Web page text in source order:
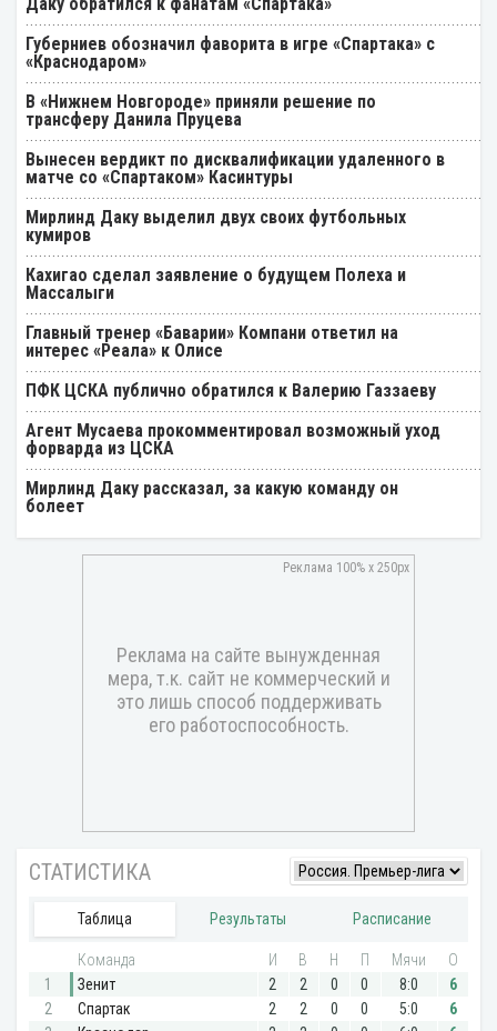
Губерниев обозначил фаворита в игре «Спартака» с
«Краснодаром»
В «Нижнем Новгороде» приняли решение по
трансферу Данила Пруцева
Вынесен вердикт по дисквалификации удаленного в
матче со «Спартаком» Касинтуры
Мирлинд Даку выделил двух своих футбольных
кумиров
Кахигао сделал заявление о будущем Полеха и
Массалыги
Главный тренер «Баварии» Компани ответил на
интерес «Реала» к Олисе
ПФК ЦСКА публично обратился к Валерию Газзаеву
Агент Мусаева прокомментировал возможный уход
форварда из ЦСКА
Мирлинд Даку рассказал, за какую команду он
болеет